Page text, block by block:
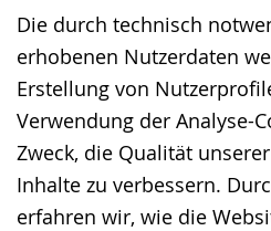
Die durch technisch
erhobenen Nutzerdaten
Erstellung von
Verwendung der Analyse-
Zweck, die Qualität
Inhalte zu verbessern.
erfahren wir, wie die